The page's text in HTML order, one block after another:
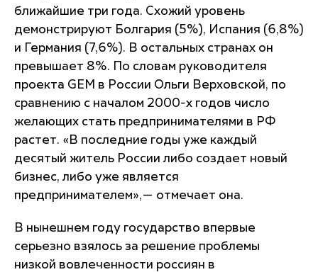
ближайшие три года. Схожий уровень
демонстрируют Болгария (5%), Испания (6,8%)
и Германия (7,6%). В остальных странах он
превышает 8%. По словам руководителя
проекта GEM в России Ольги Верховской, по
сравнению с началом 2000-х годов число
желающих стать предпринимателями в РФ
растет. «В последние годы уже каждый
десятый житель России либо создает новый
бизнес, либо уже является
предпринимателем»,— отмечает она.
В нынешнем году государство впервые
серьезно взялось за решение проблемы
низкой вовлеченности россиян в